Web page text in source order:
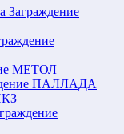
Заграждение
МЕТОЛ
ПАЛЛАДА